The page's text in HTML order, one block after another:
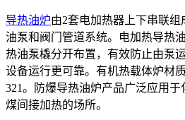
导热油炉由2套电加热器上下串联
油泵和阀门管道系统。电加热导热
热油泵橇分开布置，有效防止由泵
设备运行更可靠。有机热载体炉材
321。防爆导热油炉产品广泛应用
煤间接加热的场所。